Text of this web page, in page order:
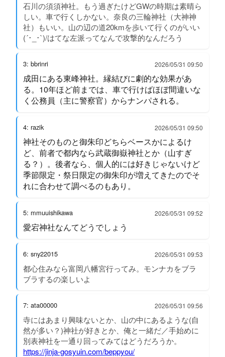
石川の須須神社。もう過ぎたけどGWの時期は素晴ら
しい。車で行くしかない。奈良の三輪神社（大神神
社）もいい。山の辺の道20kmを歩いて行くのがいい
(´･_･`)/はてな左派ってなんで攻撃的なんだろう
3: bbrinri 2026/05/31 09:50
成田にある東峰神社。縁結びに劇的な効果があ
る。10年ほど前までは、車で行けばほぼ間違いな
く公務員（主に警察官）からナンパされる。
4: razik 2026/05/31 09:50
神社そのものと御朱印どちらベースかによるけ
ど、前者で都内なら武蔵御嶽神社とか（山すぎ
る？）。後者なら、個人的には好きじゃないけど
季節限定・祭日限定の御朱印が増えてきたのでそ
れに合わせて調べるのもあり。
5: mmuuishikawa 2026/05/31 09:52
愛宕神社なんてどうでしょう
6: sny22015 2026/05/31 09:53
都心住みなら富岡八幡宮行ってみ。モンナカをブラ
ブラするの楽しいよ
7: ata00000 2026/05/31 09:56
寺にはあまり興味ないとか、山の中にあるような(自
然が多い？)神社が好きとか、俺と一緒だ／手始めに
別表神社を一通り回ってみてはどうだろうか。
https://jinja-gosyuin.com/beppyou/